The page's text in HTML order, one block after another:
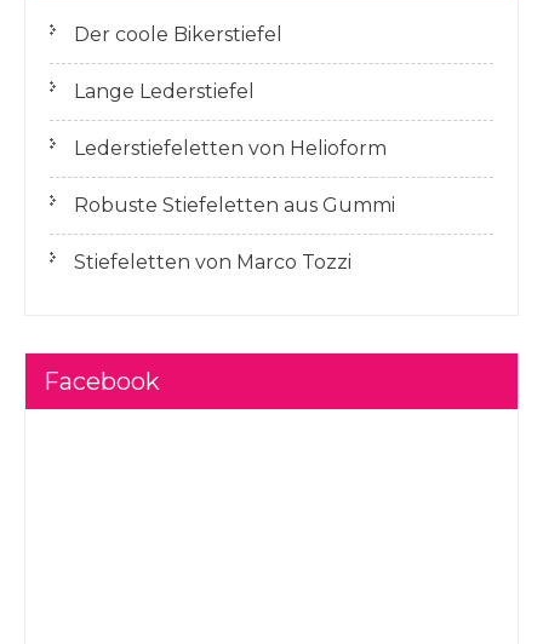
Der coole Bikerstiefel
Lange Lederstiefel
Lederstiefeletten von Helioform
Robuste Stiefeletten aus Gummi
Stiefeletten von Marco Tozzi
Facebook